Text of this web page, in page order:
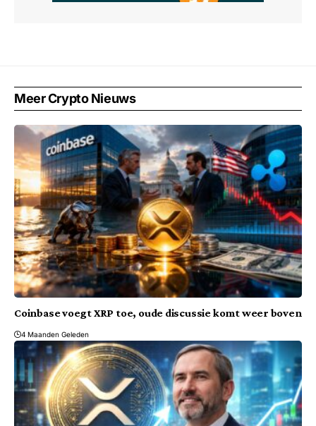
Meer Crypto Nieuws
Coinbase voegt XRP toe, oude discussie komt weer boven
4 Maanden Geleden